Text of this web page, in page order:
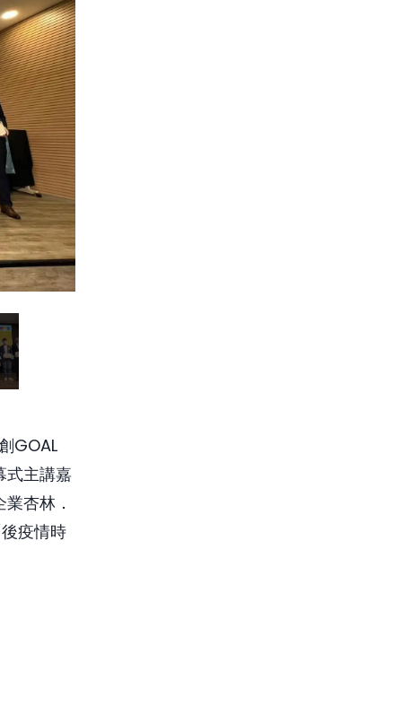
GOAL
式主講嘉
杏林．
疫情時